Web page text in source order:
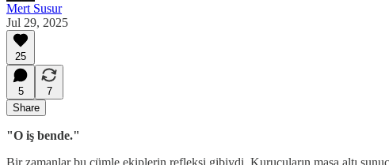
Mert Susur
Jul 29, 2025
25
5
7
Share
"O iş bende."
Bir zamanlar bu cümle ekiplerin refleksi gibiydi. Kurucuların masa altı